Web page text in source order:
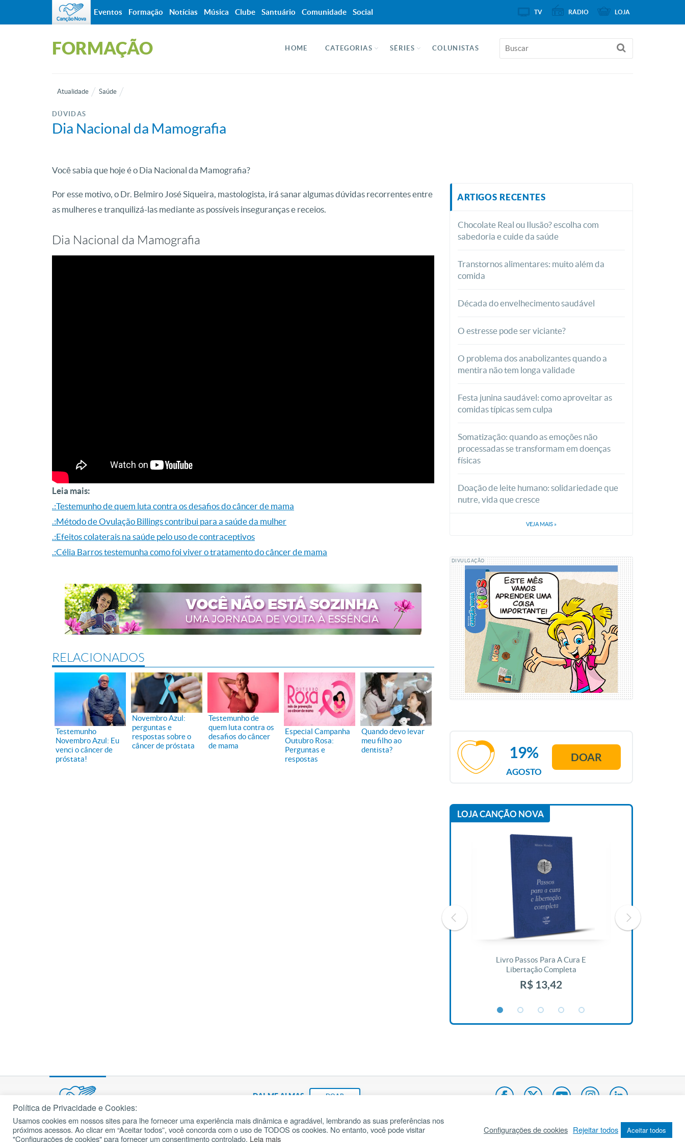
FORMAÇÃO HOME CATEGORIAS SÉRIES COLUNISTAS
Atualidade Saúde
DÚVIDAS
Dia Nacional da Mamografia
Você sabia que hoje é o Dia Nacional da Mamografia?
Por esse motivo, o Dr. Belmiro José Siqueira, mastologista, irá sanar algumas dúvidas recorrentes entre
as mulheres e tranquilizá-las mediante as possíveis inseguranças e receios.
Dia Nacional da Mamografia
Leia mais:
.:Testemunho de quem luta contra os desafios do câncer de mama
.:Método de Ovulação Billings contribui para a saúde da mulher
.:Efeitos colaterais na saúde pelo uso de contraceptivos
.:Célia Barros testemunha como foi viver o tratamento do câncer de mama
RELACIONADOS
Testemunho
Novembro Azul: Eu
venci o câncer de
próstata!
Novembro Azul:
perguntas e
respostas sobre o
câncer de próstata
Testemunho de
quem luta contra os
desafios do câncer
de mama
Especial Campanha
Outubro Rosa:
Perguntas e
respostas
Quando devo levar
meu filho ao
dentista?
ARTIGOS RECENTES
Chocolate Real ou Ilusão? escolha com
sabedoria e cuide da saúde
Transtornos alimentares: muito além da
comida
Década do envelhecimento saudável
O estresse pode ser viciante?
O problema dos anabolizantes quando a
mentira não tem longa validade
Festa junina saudável: como aproveitar as
comidas típicas sem culpa
Somatização: quando as emoções não
processadas se transformam em doenças
físicas
Doação de leite humano: solidariedade que
nutre, vida que cresce
VEJA MAIS »
DIVULGAÇÃO
AGOSTO
19% DOAR
LOJA CANÇÃO NOVA
Livro Passos Para A Cura E
Libertação Completa
R$ 13,42
Eventos Formação Notícias Música Clube Santuário Comunidade Social TV RÁDIO LOJA
DAI-ME ALMAS DOAR
Fundação João Paulo II Pedido de Oração Mapa do site Internacional
cancaonova.com© 2002 – 2026
Todos os direitos reservados.
Política de Privacidade e Cookies:
Usamos cookies em nossos sites para lhe fornecer uma experiência mais dinâmica e agradável, lembrando as suas preferências nos
próximos acessos. Ao clicar em “Aceitar todos”, você concorda com o uso de TODOS os cookies. No entanto, você pode visitar
"Configurações de cookies" para fornecer um consentimento controlado. Leia mais
Configurações de cookies Rejeitar todos Aceitar todos